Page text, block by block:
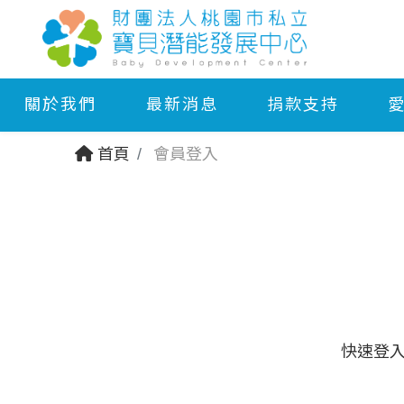
關於我們 最新消息 捐款支持
首頁 會員登入
快速登入